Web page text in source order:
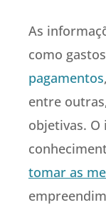
As
como
pagamentos
entre
objetivas.
tomar as